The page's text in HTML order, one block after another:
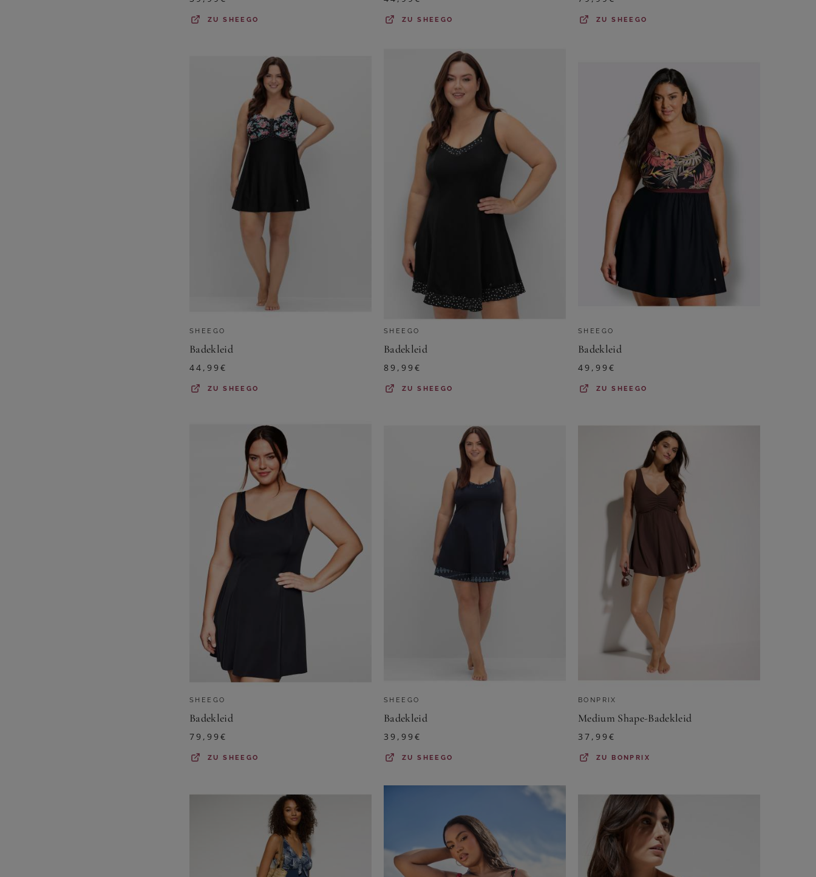
ZUSHEEGO ZUSHEEGO ZUSHEEGO
SHEEGO
Badekleid
44,99€
ZUSHEEGO
SHEEGO
Badekleid
89,99€
ZUSHEEGO
SHEEGO
Badekleid
49,99€
ZUSHEEGO
SHEEGO
Badekleid
79,99€
ZUSHEEGO
SHEEGO
Badekleid
39,99€
ZUSHEEGO
BONPRIX
Medium Shape-Badekleid
37,99€
ZU BONPRIX